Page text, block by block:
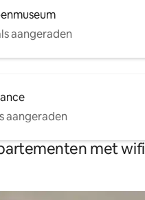
aangeraden
aangeraden
met wifi